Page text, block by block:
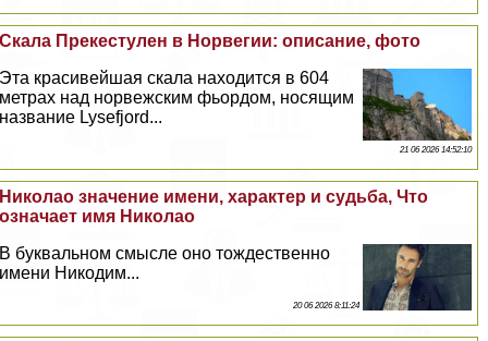
Скала Прекестулен в Норвегии: описание, фото
Эта красивейшая скала находится в 604
метрах над норвежским фьордом, носящим
название Lysefjord...
21 06 2026 14:52:10
Николао значение имени, хаpaктер и судьба, Что
означает имя Николао
В буквальном смысле оно тождественно
имени Никодим...
20 06 2026 8:11:24